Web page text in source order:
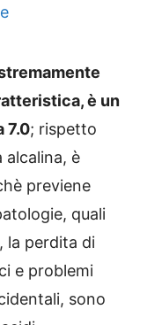
è un
7.0; rispetto
alcalina, è
previene
quali
la perdita di
e problemi
sono